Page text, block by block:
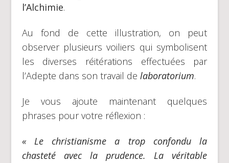
l’Alchimie.
Au fond de cette illustration, on peut
observer plusieurs voiliers qui symbolisent
les diverses réitérations effectuées par
l’Adepte dans son travail de laboratorium.
Je vous ajoute maintenant quelques
phrases pour votre réflexion :
« Le christianisme a trop confondu la
chasteté avec la prudence. La véritable